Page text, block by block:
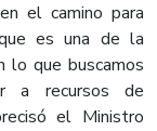
el camino para
es una de la
lo que buscamos
a recursos de
el Ministro